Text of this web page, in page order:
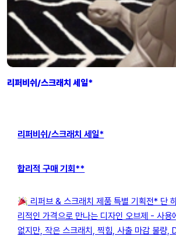
리퍼비쉬/스크래치 세일*
리퍼비쉬/스크래치 세일*
합리적 구매 기회**
리퍼브 & 스크래치 제품 특별 기획전* 단
리적인 가격으로 만나는 디자인 오브제 - 사용
없지만, 작은 스크래치, 찍힘, 사출 마감 불량,